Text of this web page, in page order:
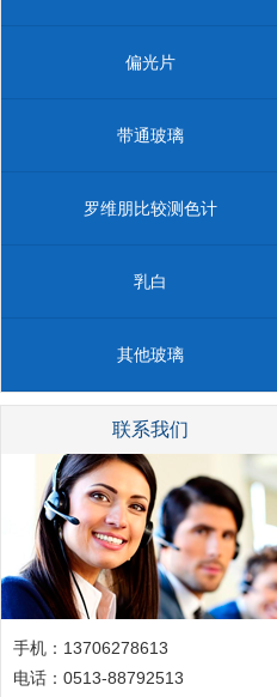
偏光片
带通玻璃
罗维朋比较测色计
乳白
其他玻璃
联系我们
手机：13706278613
电话：0513-88792513